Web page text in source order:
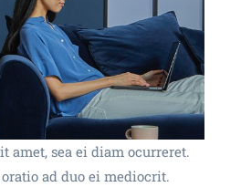
amet, sea ei diam ocurreret.
ad duo ei mediocrit.